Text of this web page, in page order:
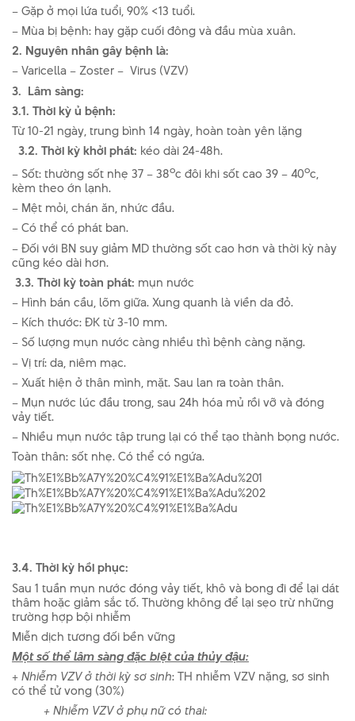
– Gặp ở mọi lứa tuổi, 90% <13 tuổi.
– Mùa bị bệnh: hay gặp cuối đông và đầu mùa xuân.
2. Nguyên nhân gây bệnh là:
– Varicella – Zoster – Virus (VZV)
3. Lâm sàng:
3.1. Thời kỳ ủ bệnh:
Từ 10-21 ngày, trung bình 14 ngày, hoàn toàn yên lặng
3.2. Thời kỳ khởi phát: kéo dài 24-48h.
– Sốt: th­ường sốt nhẹ 37 – 38oc đôi khi sốt cao 39 – 40oc,
kèm theo ớn lạnh.
– Mệt mỏi, chán ăn, nhức đầu.
– Có thể có phát ban.
– Đối với BN suy giảm MD thư­ờng sốt cao hơn và thời kỳ này
cũng kéo dài hơn.
3.3. Thời kỳ toàn phát: mụn nư­ớc
– Hình bán cầu, lõm giữa. Xung quanh là viền da đỏ.
– Kích thư­ớc: ĐK từ 3-10 mm.
– Số l­ượng mụn n­ước càng nhiều thì bệnh càng nặng.
– Vị trí: da, niêm mạc.
– Xuất hiện ở thân mình, mặt. Sau lan ra toàn thân.
– Mụn n­ước lúc đầu trong, sau 24h hóa mủ rồi vỡ và đóng
vảy tiết.
– Nhiều mụn nư­ớc tập trung lại có thể tạo thành bọng nước.
Toàn thân: sốt nhẹ. Có thể có ngứa.
3.4. Thời kỳ hồi phục:
Sau 1 tuần mụn nư­ớc đóng vảy tiết, khô và bong đi để lại dát
thâm hoặc giảm sắc tố. Th­ường không để lại sẹo trừ những
trường hợp bội nhiễm
Miễn dịch t­ương đối bền vững
Một số thể lâm sàng đặc biệt của thủy đậu:
+Nhiễm VZV ở thời kỳ sơ sinh: TH nhiễm VZV nặng, sơ sinh
có thể tử vong (30%)
+ Nhiễm VZV ở phụ nữ có thai: